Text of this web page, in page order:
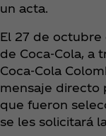
un acta.
El 27 de
de Coca‑Cola,
Coca‑Cola
mensaje directo
que fueron
se les solicitará